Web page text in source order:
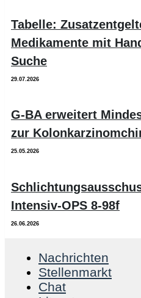
Tabelle:
Medikamente mit
Suche
29.07.2026
G-BA erweitert
zur
25.05.2026
Intensiv-OPS 8-98f
26.06.2026
Nachrichten
Stellenmarkt
Chat